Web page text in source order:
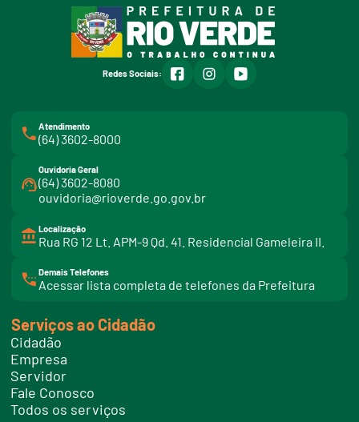
Redes Sociais: facebookinstagramyoutube
Atendimento
(64) 3602-8000
Ouvidoria Geral
(64) 3602-8080
ouvidoria@rioverde.go.gov.br
Localização
Rua RG 12 Lt. APM-9 Qd. 41. Residencial Gameleira II.
Demais Telefones
Acessar lista completa de telefones da Prefeitura
i
t
e
l
f
o
e
s
Serviços ao Cidadão
Cidadão
Empresa
Servidor
Fale Conosco
Todos os serviços